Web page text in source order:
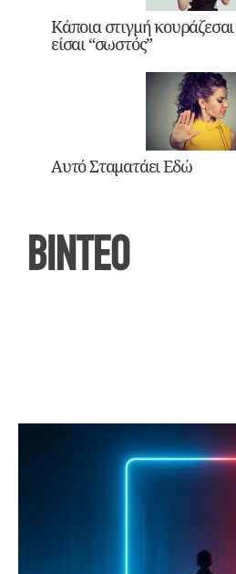
Κάποια στιγμή
είσαι “σωστός”
Αυτό Σταματάει Εδώ
ΒΙΝΤΕΟ